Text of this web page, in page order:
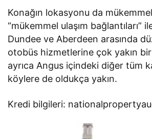
Konağın lokasyonu da
“mükemmel ulaşım bağlantıları”
Dundee ve Aberdeen arasında
otobüs hizmetlerine çok yakın
ayrıca Angus içindeki diğer tüm
köylere de oldukça yakın.
Kredi bilgileri: